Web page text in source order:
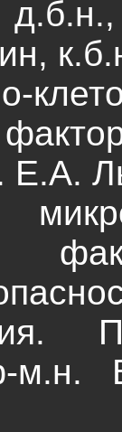
Е.А.